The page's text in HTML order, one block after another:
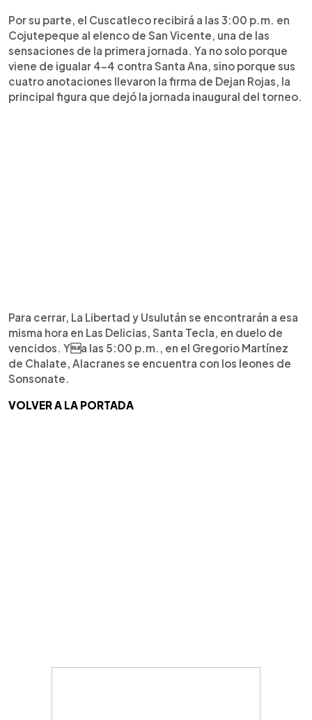
Por su parte, el Cuscatleco recibirá a las 3:00 p.m. en
Cojutepeque al elenco de San Vicente, una de las
sensaciones de la primera jornada. Ya no solo porque
viene de igualar 4-4 contra Santa Ana, sino porque sus
cuatro anotaciones llevaron la firma de Dejan Rojas, la
principal figura que dejó la jornada inaugural del torneo.
Para cerrar, La Libertad y Usulután se encontrarán a esa
misma hora en Las Delicias, Santa Tecla, en duelo de
vencidos. Ya las 5:00 p.m., en el Gregorio Martínez
de Chalate, Alacranes se encuentra con los leones de
Sonsonate.
VOLVER A LA PORTADA